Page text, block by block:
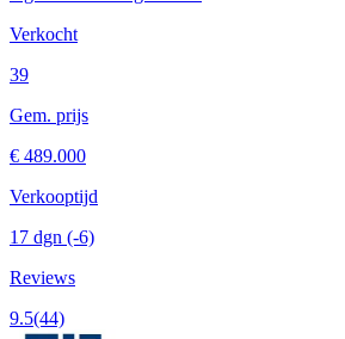
Verkocht
39
Gem. prijs
€ 489.000
Verkooptijd
17 dgn (-6)
Reviews
9.5(44)